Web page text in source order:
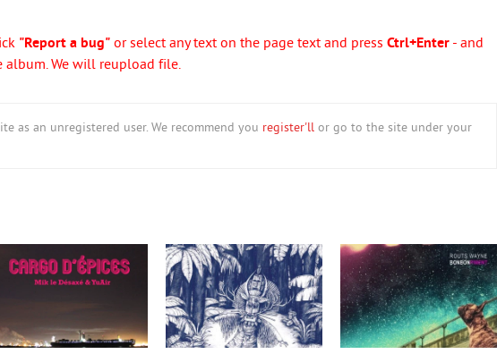
"Report a bug" or select any text on the page text and press Ctrl+Enter - and
album. We will reupload file.
as an unregistered user. We recommend you register'll or go to the site under your